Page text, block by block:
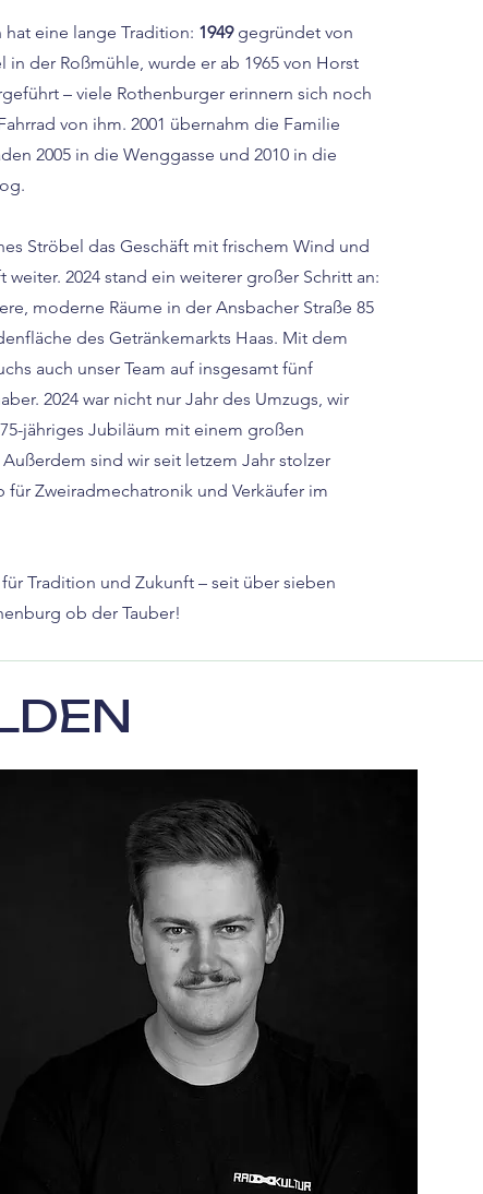
hat eine lange Tradition: 1949gegründet von
in der Roßmühle, wurde er ab 1965 von Horst
– viele Rothenburger erinnern sich noch
von ihm. 2001 übernahm die Familie
2005 in die Wenggasse und 2010 in die
Ströbel das Geschäft mit frischem Wind und
weiter. 2024 stand ein weiterer großer Schritt an:
moderne Räume in der Ansbacher Straße 85
des Getränkemarkts Haas. Mit dem
auch unser Team auf insgesamt fünf
2024 war nicht nur Jahr des Umzugs, wir
jähriges Jubiläum mit einem großen
sind wir seit letzem Jahr stolzer
Zweiradmechatronik und Verkäufer im
Tradition und Zukunft – seit über sieben
ob der Tauber!